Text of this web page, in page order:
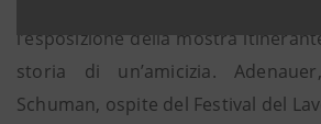
l’esposizione della mostra
storia di un’amicizia.
Schuman, ospite del Festival del